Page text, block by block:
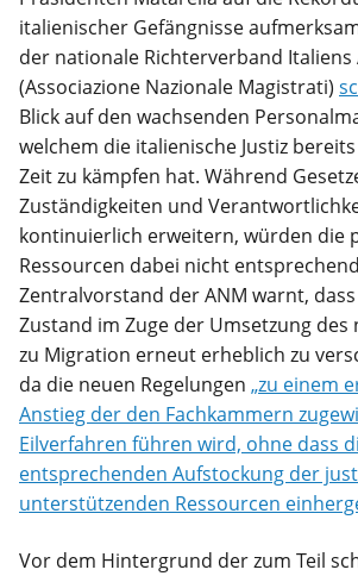
italienischer Gefängnisse
der nationale Richterverband Italiens
(Associazione Nazionale Magistrati)
Blick auf den wachsenden
welchem die italienische Justiz
Zeit zu kämpfen hat. Während
Zuständigkeiten und
kontinuierlich erweitern, würden die
Ressourcen dabei nicht
Zentralvorstand der ANM warnt,
Zustand im Zuge der Umsetzung des
zu Migration erneut erheblich zu
da die neuen Regelungen „zu einem
Anstieg der den Fachkammern
Eilverfahren führen wird, ohne dass
entsprechenden Aufstockung der
unterstützenden Ressourcen
Vor dem Hintergrund der zum Teil